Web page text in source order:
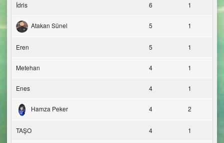
İdris 6 1
Atakan Sünel 5 1
Eren 5 1
Metehan 4 1
Enes 4 1
Hamza Peker 4 2
TAŞO 4 1